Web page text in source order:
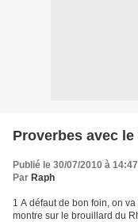
Proverbes avec le
Publié le 30/07/2010 à 14:47
Par Raph
1 A défaut de bon foin, on
montre sur le brouillard du